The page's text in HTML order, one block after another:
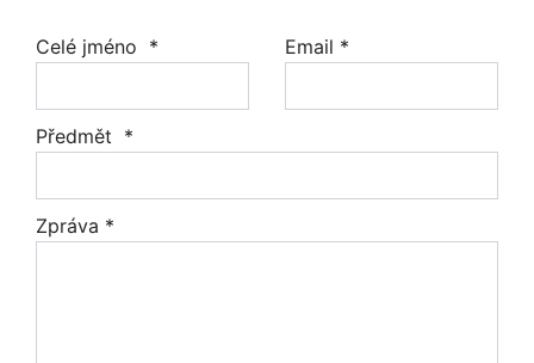
Celé jméno * Email *
Předmět *
Zpráva *